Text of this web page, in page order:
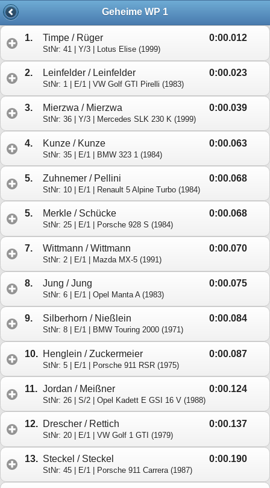
Geheime WP 1
1. 0:00.012
Timpe / Rüger
StNr: 41 | Y/3 | Lotus Elise (1999)
2. 0:00.023
Leinfelder / Leinfelder
StNr: 1 | E/1 | VW Golf GTI Pirelli (1983)
3. 0:00.039
Mierzwa / Mierzwa
StNr: 36 | Y/3 | Mercedes SLK 230 K (1999)
4. 0:00.063
Kunze / Kunze
StNr: 35 | E/1 | BMW 323 1 (1984)
5. 0:00.068
Zuhnemer / Pellini
StNr: 10 | E/1 | Renault 5 Alpine Turbo (1984)
5. 0:00.068
Merkle / Schücke
StNr: 25 | E/1 | Porsche 928 S (1984)
7. 0:00.070
Wittmann / Wittmann
StNr: 2 | E/1 | Mazda MX-5 (1991)
8. 0:00.075
Jung / Jung
StNr: 6 | E/1 | Opel Manta A (1983)
9. 0:00.084
Silberhorn / Nießlein
StNr: 8 | E/1 | BMW Touring 2000 (1971)
10. 0:00.087
Henglein / Zuckermeier
StNr: 5 | E/1 | Porsche 911 RSR (1975)
11. 0:00.124
Jordan / Meißner
StNr: 26 | S/2 | Opel Kadett E GSI 16 V (1988)
12. 0:00.137
Drescher / Rettich
StNr: 20 | E/1 | VW Golf 1 GTI (1979)
13. 0:00.190
Steckel / Steckel
StNr: 45 | E/1 | Porsche 911 Carrera (1987)
Stand: 02.08.2025 - 19:48 Uhr